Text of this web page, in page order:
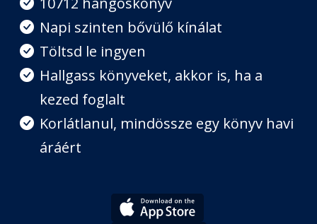
6. fejezet III. rész
Fejezet hossza: 01:16:59
7. fejezet
Fejezet hossza: 00:43:40
Napi szinten bővülő kínálat
Töltsd le ingyen
Hallgass könyveket, akkor is, ha a
kezed foglalt
Korlátlanul, mindössze egy könyv havi
áráért